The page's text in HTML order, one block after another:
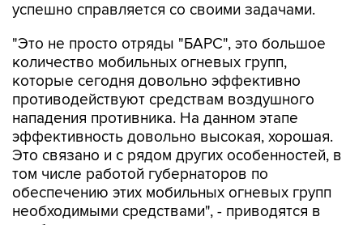
"Это не просто отряды "БАРС", это большое
которые сегодня довольно эффективно
противодействуют средствам воздушного
нападения противника. На данном этапе
эффективность довольно высокая, хорошая.
Это связано и с рядом других особенностей, в
том числе работой губернаторов по
обеспечению этих мобильных огневых групп
необходимыми средствами", - приводятся в
сообщении слова заместителя министра
обороны РФ.